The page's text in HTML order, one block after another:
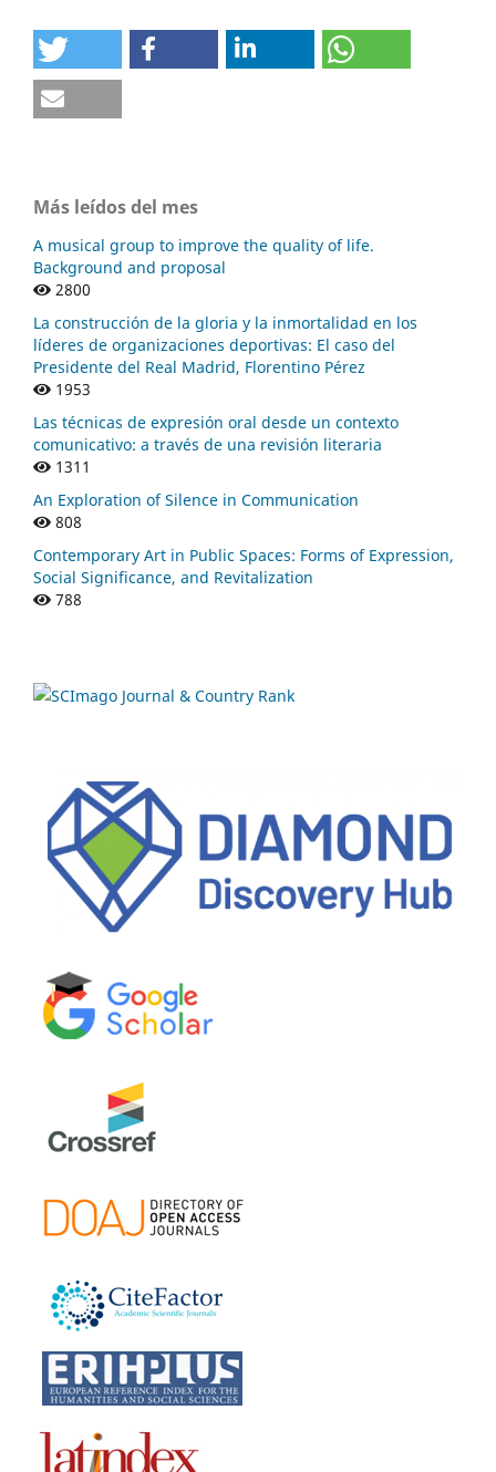
Más leídos del mes
A musical group to improve the quality of life.
Background and proposal
2800
La construcción de la gloria y la inmortalidad en los
líderes de organizaciones deportivas: El caso del
Presidente del Real Madrid, Florentino Pérez
1953
Las técnicas de expresión oral desde un contexto
comunicativo: a través de una revisión literaria
1311
An Exploration of Silence in Communication
808
Contemporary Art in Public Spaces: Forms of Expression,
Social Significance, and Revitalization
788